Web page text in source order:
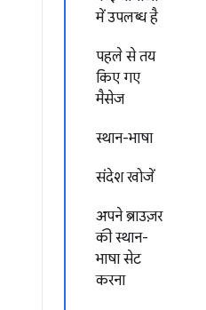
में उपलब्ध है
पहले से तय
किए गए
मैसेज
स्थान-भाषा
संदेश खोजें
अपने ब्राउज़र
की स्थान-
भाषा सेट
करना